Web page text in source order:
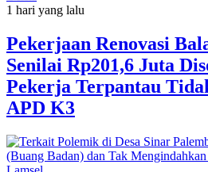
1 hari yang lalu
Pekerjaan Renovasi
Senilai Rp201,6 Juta
Pekerja Terpantau
APD K3